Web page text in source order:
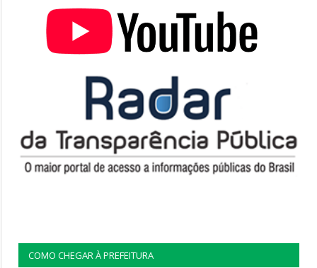
COMO CHEGAR À PREFEITURA